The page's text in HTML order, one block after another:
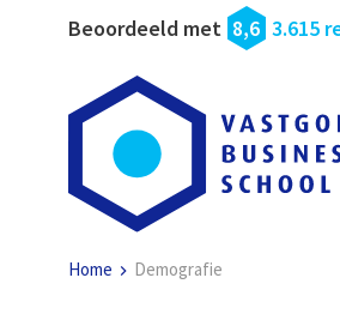
Beoordeeld met 8,6 3.615
Home Demografie